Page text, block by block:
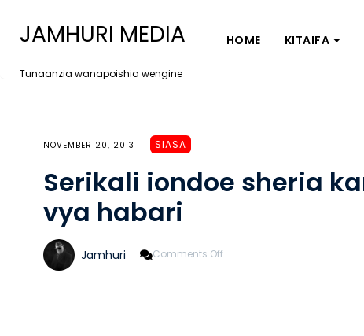
JAMHURI MEDIA
Tunaanzia wanapoishia wengine
HOME KITAIFA
NOVEMBER 20, 2013 SIASA
Serikali iondoe sheria
vya habari
Jamhuri Comments Off